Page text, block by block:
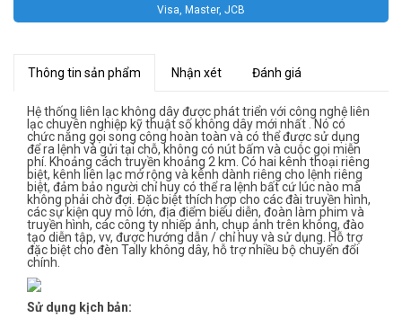
Visa, Master, JCB
Thông tin sản phẩm Nhận xét Đánh giá
Hệ thống liên lạc không dây được phát triển với công nghệ liên
lạc chuyên nghiệp kỹ thuật số không dây mới nhất . Nó có
chức năng gọi song công hoàn toàn và có thể được sử dụng
để ra lệnh và gửi tại chỗ, không có nút bấm và cuộc gọi miễn
phí. Khoảng cách truyền khoảng 2 km. Có hai kênh thoại riêng
biệt, kênh liên lạc mở rộng và kênh dành riêng cho lệnh riêng
biệt, đảm bảo người chỉ huy có thể ra lệnh bất cứ lúc nào mà
không phải chờ đợi. Đặc biệt thích hợp cho các đài truyền hình,
các sự kiện quy mô lớn, địa điểm biểu diễn, đoàn làm phim và
truyền hình, các công ty nhiếp ảnh, chụp ảnh trên không, đào
tạo diễn tập, vv, được hướng dẫn / chỉ huy và sử dụng. Hỗ trợ
đặc biệt cho đèn Tally không dây, hỗ trợ nhiều bộ chuyển đổi
chính.
Sử dụng kịch bản: